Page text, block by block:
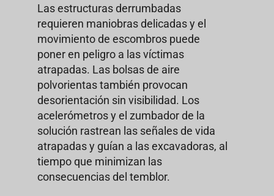
Las estructuras derrumbadas
requieren maniobras delicadas y el
movimiento de escombros puede
poner en peligro a las víctimas
atrapadas. Las bolsas de aire
polvorientas también provocan
desorientación sin visibilidad. Los
acelerómetros y el zumbador de la
solución rastrean las señales de vida
atrapadas y guían a las excavadoras, al
tiempo que minimizan las
consecuencias del temblor.